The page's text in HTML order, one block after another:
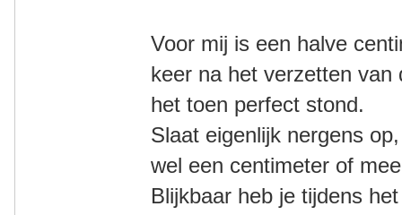
Voor mij is een halve
keer na het verzetten
het toen perfect stond.
Slaat eigenlijk nergens
wel een centimeter of
Blijkbaar heb je tijdens